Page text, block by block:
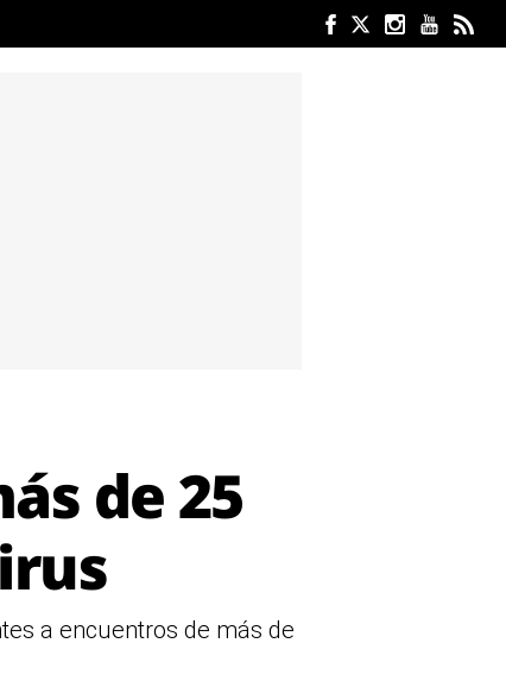
de 25
a encuentros de más de